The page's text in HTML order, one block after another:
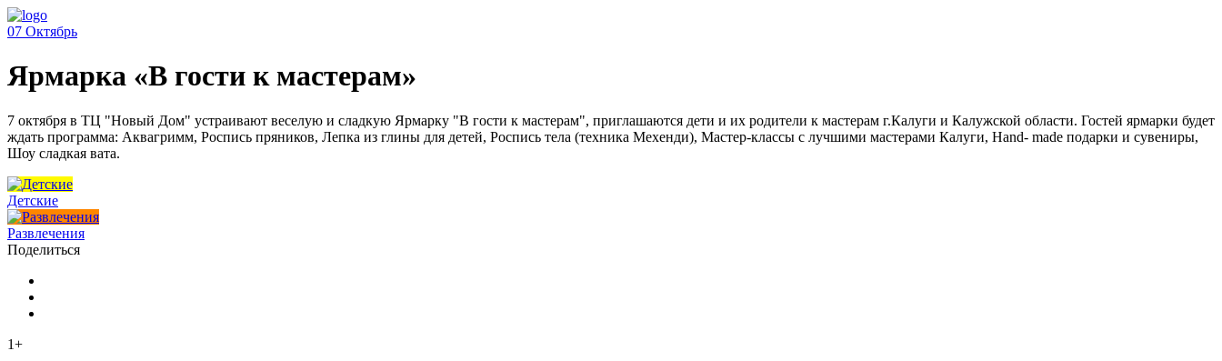
07 Октябрь
Ярмарка «В гости к мастерам»
7 октября в ТЦ "Новый Дом" устраивают веселую и сладкую Ярмарку "В гости к мастерам", приглашаются дети и их родители к мастерам г.Калуги и Калужской области. Гостей ярмарки будет
ждать программа: Аквагримм, Роспись пряников, Лепка из глины для детей, Роспись тела (техника Мехенди), Мастер-классы с лучшими мастерами Калуги, Hand- made подарки и сувениры,
Шоу сладкая вата.
Детские
Развлечения
Поделиться
1+